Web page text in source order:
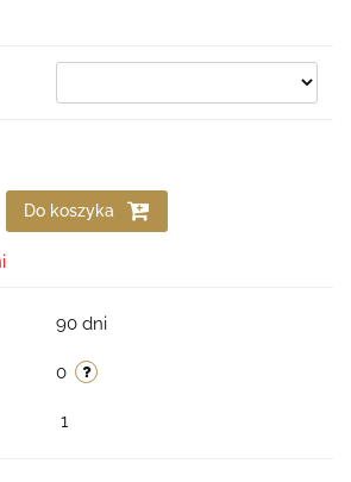
Do koszyka
90 dni
0
1